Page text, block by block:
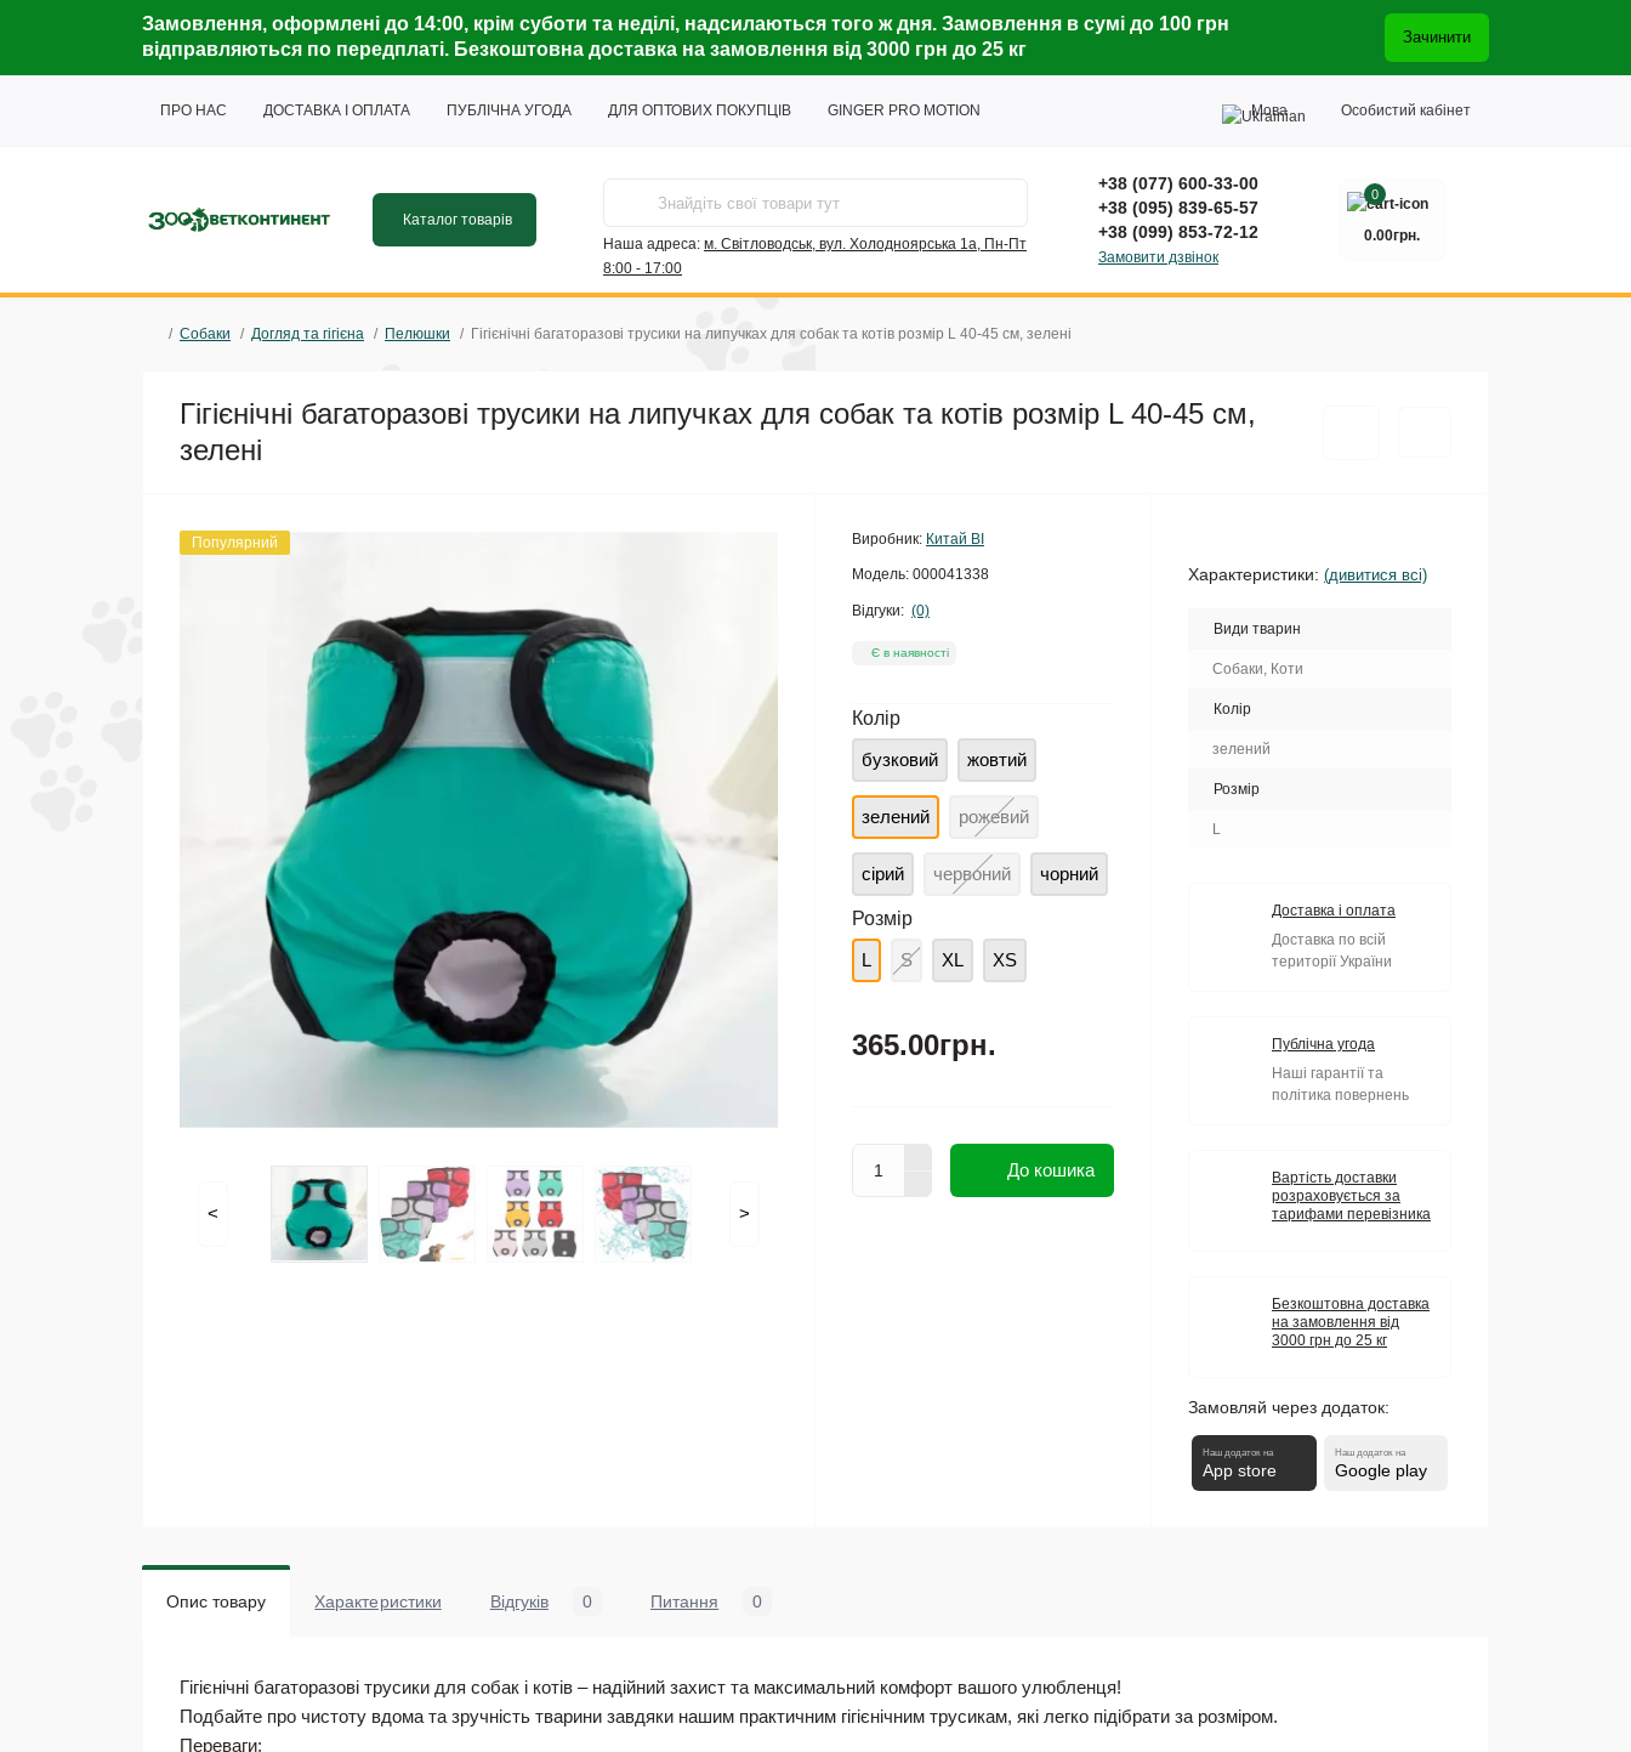
Замовлення, оформлені до 14:00, крім суботи та неділі, надсилаються того ж дня. Замовлення в сумі до 100 грн
відправляються по передплаті. Безкоштовна доставка на замовлення від 3000 грн до 25 кг
Зачинити
ПРО НАС ДОСТАВКА І ОПЛАТА ПУБЛІЧНА УГОДА ДЛЯ ОПТОВИХ ПОКУПЦІВ GINGER PRO MOTION Мова Особистий кабінет
Каталог товарів
Наша адреса: м. Світловодськ, вул. Холодноярська 1а, Пн-Пт
8:00 - 17:00
+38 (077) 600-33-00
+38 (095) 839-65-57
+38 (099) 853-72-12
Замовити дзвінок
0
0.00грн.
Собаки Догляд та гігієна Пелюшки Гігієнічні багаторазові трусики на липучках для собак та котів розмір L 40-45 см, зелені
Гігієнічні багаторазові трусики на липучках для собак та котів розмір L 40-45 см,
зелені
Популярний
< >
Виробник: Китай ВІ
Модель: 000041338
Відгуки: (0)
Є в наявності
Колір
бузковий
жовтий
зелений рожевий
сірий червоний чорний
Розмір
L
S XL XS
365.00грн.
До кошика
Характеристики: (дивитися всі)
Види тварин
Собаки, Коти
Колір
зелений
Розмір
L
Доставка і оплата
Доставка по всій
території України
Публічна угода
Наші гарантії та
політика повернень
Вартість доставки
розраховується за
тарифами перевізника
Безкоштовна доставка
на замовлення від
3000 грн до 25 кг
Замовляй через додаток:
Наш додаток на
App store
Наш додаток на
Google play
Опис товару Характеристики Відгуків 0 Питання 0
Гігієнічні багаторазові трусики для собак і котів – надійний захист та максимальний комфорт вашого улюбленця!
Подбайте про чистоту вдома та зручність тварини завдяки нашим практичним гігієнічним трусикам, які легко підібрати за розміром.
Переваги: